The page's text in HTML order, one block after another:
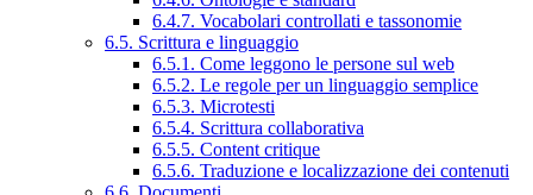
6.4.7. Vocabolari controllati e tassonomie
6.5. Scrittura e linguaggio
6.5.1. Come leggono le persone sul web
6.5.2. Le regole per un linguaggio semplice
6.5.3. Microtesti
6.5.4. Scrittura collaborativa
6.5.5. Content critique
6.5.6. Traduzione e localizzazione dei contenuti